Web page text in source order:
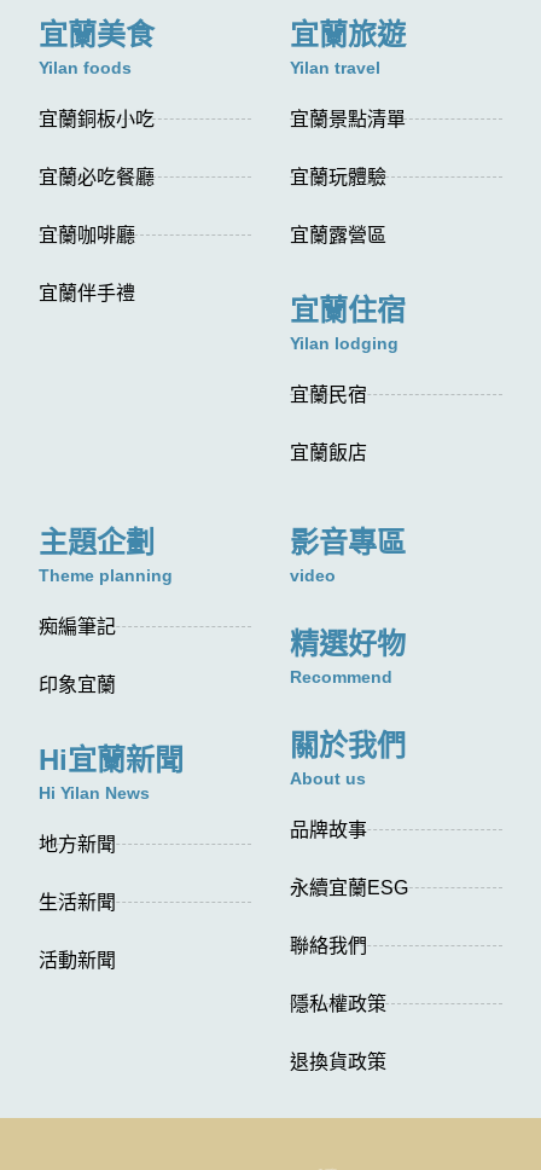
宜蘭美食
Yilan foods
宜蘭銅板小吃
宜蘭必吃餐廳
宜蘭咖啡廳
宜蘭伴手禮
宜蘭旅遊
Yilan travel
宜蘭景點清單
宜蘭玩體驗
宜蘭露營區
宜蘭住宿
Yilan lodging
宜蘭民宿
宜蘭飯店
主題企劃
Theme planning
痴編筆記
印象宜蘭
Hi宜蘭新聞
Hi Yilan News
地方新聞
生活新聞
活動新聞
影音專區
video
精選好物
Recommend
關於我們
About us
品牌故事
永續宜蘭ESG
聯絡我們
隱私權政策
退換貨政策